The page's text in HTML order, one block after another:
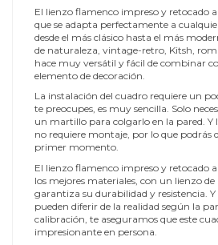
El lienzo flamenco impreso y retocado
que se adapta perfectamente a
desde el más clásico hasta el más
de naturaleza, vintage-retro, Kitsh,
hace muy versátil y fácil de combinar
elemento de decoración.
La instalación del cuadro requiere un
te preocupes, es muy sencilla. Solo
un martillo para colgarlo en la pared. Y
no requiere montaje, por lo que podrás
primer momento.
El lienzo flamenco impreso y retocado
los mejores materiales, con un lienzo
garantiza su durabilidad y resistencia.
pueden diferir de la realidad según la
calibración, te aseguramos que este
impresionante en persona.